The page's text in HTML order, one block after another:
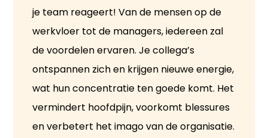
je team reageert! Van de mensen op de
werkvloer tot de managers, iedereen zal
de voordelen ervaren. Je collega’s
ontspannen zich en krijgen nieuwe energie,
wat hun concentratie ten goede komt. Het
vermindert hoofdpijn, voorkomt blessures
en verbetert het imago van de organisatie.